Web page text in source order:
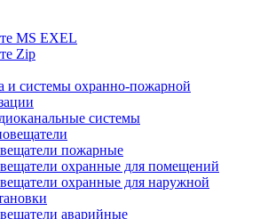
MS EXEL
Zip
и системы охранно-пожарной
системы
пожарные
охранные для помещений
охранные для наружной
аварийные